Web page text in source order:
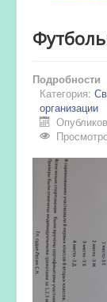
Подробности
Категория:
организации